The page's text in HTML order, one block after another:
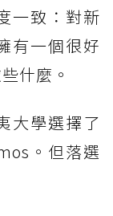
一致：對新
有一個很好
什麼。
大學選擇了
。但落選